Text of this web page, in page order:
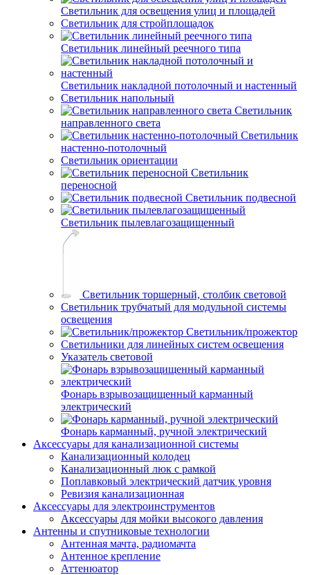
Светильник для освещения улиц и площадей
Светильник для стройплощадок
Светильник линейный реечного типа
Светильник накладной потолочный и настенный
Светильник напольный
Светильник
направленного света
Светильник
настенно-потолочный
Светильник ориентации
Светильник
переносной
Светильник подвесной
Светильник пылевлагозащищенный
Светильник торшерный, столбик световой
Светильник трубчатый для модульной системы
освещения
Светильник/прожектор
Светильники для линейных систем освещения
Указатель световой
Фонарь взрывозащищенный карманный
электрический
Фонарь карманный, ручной электрический
Аксессуары для канализационной системы
Канализационный колодец
Канализационный люк с рамкой
Поплавковый электрический датчик уровня
Ревизия канализационная
Аксессуары для электроинструментов
Аксессуары для мойки высокого давления
Антенны и спутниковые технологии
Антенная мачта, радиомачта
Антенное крепление
Аттенюатор